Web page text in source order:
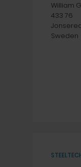
William
433 76
Sweden